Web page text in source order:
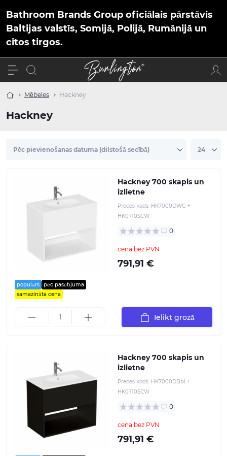
Bathroom Brands Group oficiālais pārstāvis
Baltijas valstīs, Somijā, Polijā, Rumānijā un
citos tirgos.
Mēbeles Hackney
Hackney
populārs
pēc pasūtījuma
samazināta cena
Hackney 700 skapis un
izlietne
Preces kods: HK7000DWG +
HK0710SCW
0
cena bez PVN
791,91 €
Ielikt grozā
Hackney 700 skapis un
izlietne
Preces kods: HK7000DBM +
HK0710SCW
0
cena bez PVN
791,91 €